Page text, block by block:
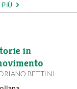
PIÙ
in
BETTINI